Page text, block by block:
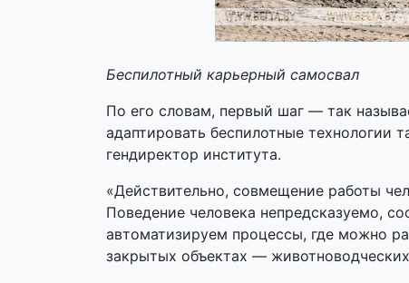
Беспилотный карьерный самосвал
По его словам, первый шаг — так
адаптировать беспилотные технологии
гендиректор института.
«Действительно, совмещение работы
Поведение человека непредсказуемо,
автоматизируем процессы, где можно
закрытых объектах —